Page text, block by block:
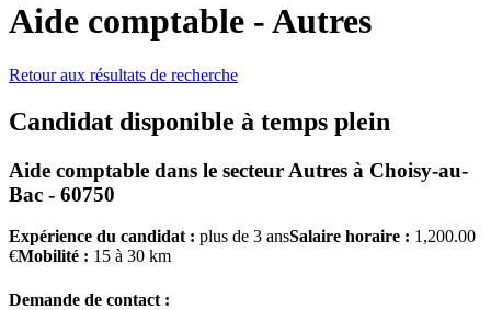
Aide comptable - Autres
Retour aux résultats de recherche
Candidat disponible à temps plein
Aide comptable dans le secteur Autres à Choisy-au-
Bac - 60750
Expérience du candidat : plus de 3 ansSalaire horaire : 1,200.00
€Mobilité : 15 à 30 km
Demande de contact :